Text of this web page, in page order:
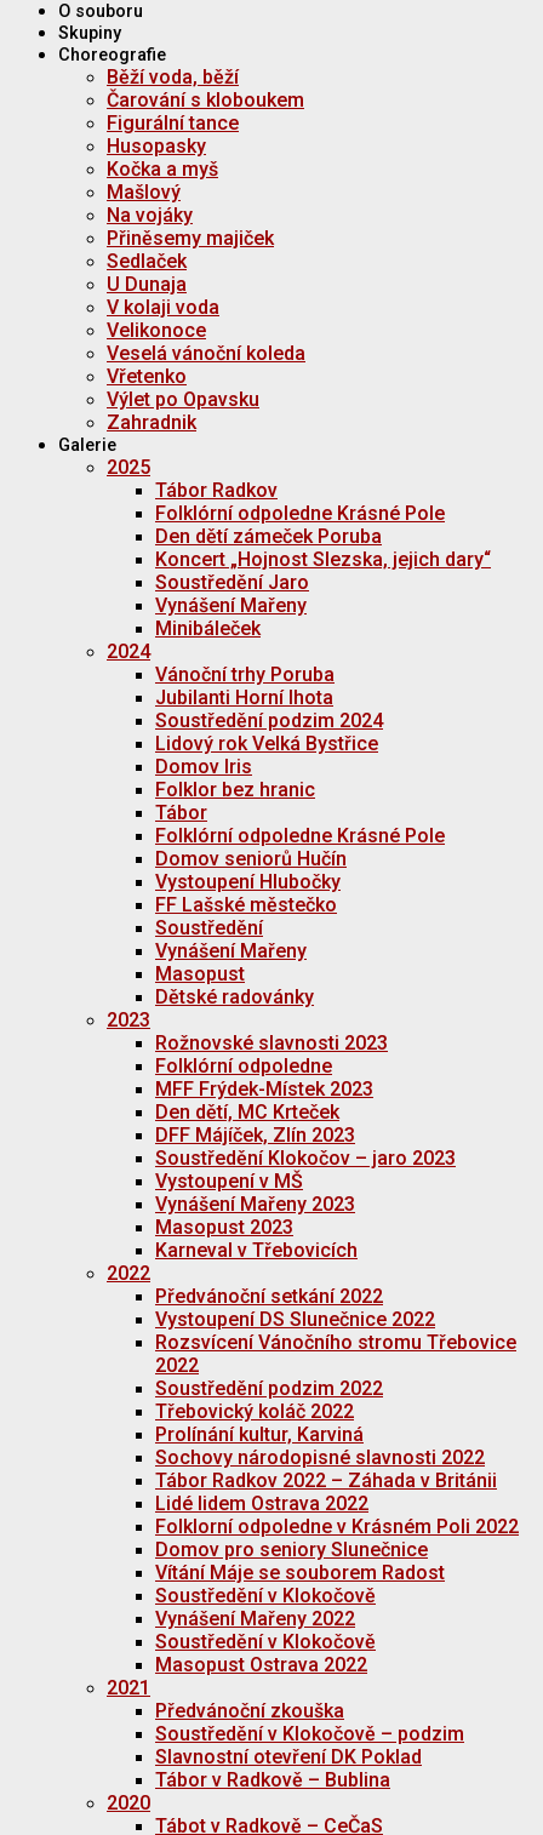
O souboru
Skupiny
Choreografie
Běží voda, běží
Čarování s kloboukem
Figurální tance
Husopasky
Kočka a myš
Mašlový
Na vojáky
Přiněsemy majiček
Sedlaček
U Dunaja
V kolaji voda
Velikonoce
Veselá vánoční koleda
Vřetenko
Výlet po Opavsku
Zahradnik
Galerie
2025
Tábor Radkov
Folklórní odpoledne Krásné Pole
Den dětí zámeček Poruba
Koncert „Hojnost Slezska, jejich dary“
Soustředění Jaro
Vynášení Mařeny
Minibáleček
2024
Vánoční trhy Poruba
Jubilanti Horní lhota
Soustředění podzim 2024
Lidový rok Velká Bystřice
Domov Iris
Folklor bez hranic
Tábor
Folklórní odpoledne Krásné Pole
Domov seniorů Hučín
Vystoupení Hlubočky
FF Lašské městečko
Soustředění
Vynášení Mařeny
Masopust
Dětské radovánky
2023
Rožnovské slavnosti 2023
Folklórní odpoledne
MFF Frýdek-Místek 2023
Den dětí, MC Krteček
DFF Májíček, Zlín 2023
Soustředění Klokočov – jaro 2023
Vystoupení v MŠ
Vynášení Mařeny 2023
Masopust 2023
Karneval v Třebovicích
2022
Předvánoční setkání 2022
Vystoupení DS Slunečnice 2022
Rozsvícení Vánočního stromu Třebovice
2022
Soustředění podzim 2022
Třebovický koláč 2022
Prolínání kultur, Karviná
Sochovy národopisné slavnosti 2022
Tábor Radkov 2022 – Záhada v Británii
Lidé lidem Ostrava 2022
Folklorní odpoledne v Krásném Poli 2022
Domov pro seniory Slunečnice
Vítání Máje se souborem Radost
Soustředění v Klokočově
Vynášení Mařeny 2022
Soustředění v Klokočově
Masopust Ostrava 2022
2021
Předvánoční zkouška
Soustředění v Klokočově – podzim
Slavnostní otevření DK Poklad
Tábor v Radkově – Bublina
2020
Tábot v Radkově – CeČaS